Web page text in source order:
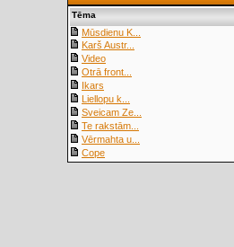
Tēma
Mūsdienu K...
Karš Austr...
Video
Otrā front...
Ikars
Liellopu k...
Sveicam Ze...
Te rakstām...
Vērmahta u...
Cope